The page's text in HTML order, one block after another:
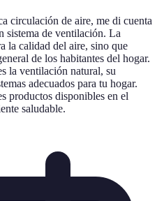
circulación de aire, me di cuenta
sistema de ventilación. La
la calidad del aire, sino que
de los habitantes del hogar.
la ventilación natural, su
adecuados para tu hogar.
productos disponibles en el
saludable.